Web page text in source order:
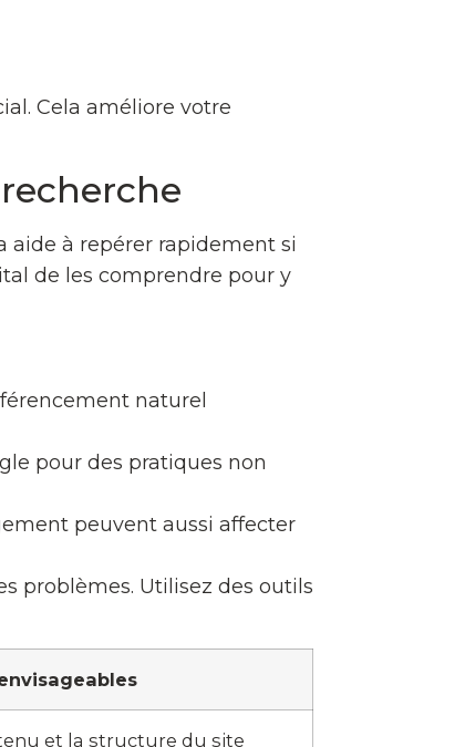
Cela améliore votre
aide à repérer rapidement si
de les comprendre pour y
naturel
pour des pratiques non
peuvent aussi affecter
problèmes. Utilisez des outils
et la structure du site